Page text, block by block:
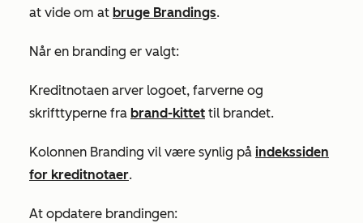
at vide om at bruge Brandings.
Når en branding er valgt:
Kreditnotaen arver logoet, farverne og
skrifttyperne fra brand-kittet til brandet.
Kolonnen Branding vil være synlig på indekssiden
for kreditnotaer.
At opdatere brandingen: